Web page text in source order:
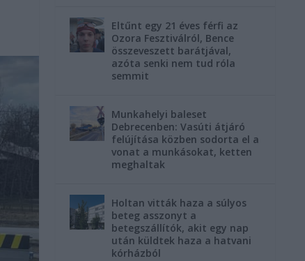
Eltűnt egy 21 éves férfi az
Ozora Fesztiválról, Bence
összeveszett barátjával,
azóta senki nem tud róla
semmit
Munkahelyi baleset
Debrecenben: Vasúti átjáró
felújítása közben sodorta el a
vonat a munkásokat, ketten
meghaltak
Holtan vitták haza a súlyos
beteg asszonyt a
betegszállítók, akit egy nap
után küldtek haza a hatvani
kórházból